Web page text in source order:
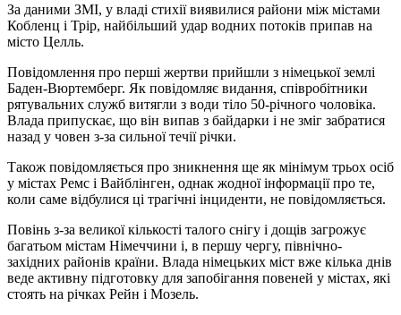
За даними ЗМІ, у владі стихії виявилися райони між містами
Кобленц і Трір, найбільший удар водних потоків припав на
місто Целль.
Повідомлення про перші жертви прийшли з німецької землі
Баден-Вюртемберг. Як повідомляє видання, співробітники
рятувальних служб витягли з води тіло 50-річного чоловіка.
Влада припускає, що він випав з байдарки і не зміг забратися
назад у човен з-за сильної течії річки.
Також повідомляється про зникнення ще як мінімум трьох осіб
у містах Ремс і Вайблінген, однак жодної інформації про те,
коли саме відбулися ці трагічні інциденти, не повідомляється.
Повінь з-за великої кількості талого снігу і дощів загрожує
багатьом містам Німеччини і, в першу чергу, північно-
західних районів країни. Влада німецьких міст вже кілька днів
веде активну підготовку для запобігання повеней у містах, які
стоять на річках Рейн і Мозель.